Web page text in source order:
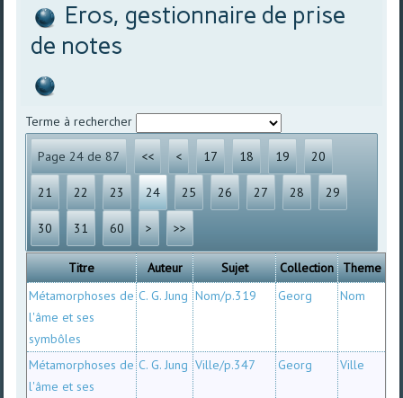
Eros, gestionnaire de prise
de notes
Terme à rechercher
Page 24 de 87 << < 17 18 19 20
21 22 23 24 25 26 27 28 29
30 31 60 > >>
Titre Auteur Sujet Collection Theme
Métamorphoses de
l'âme et ses
symbôles
C. G. Jung Nom/p.319 Georg Nom
Métamorphoses de
l'âme et ses
C. G. Jung Ville/p.347 Georg Ville